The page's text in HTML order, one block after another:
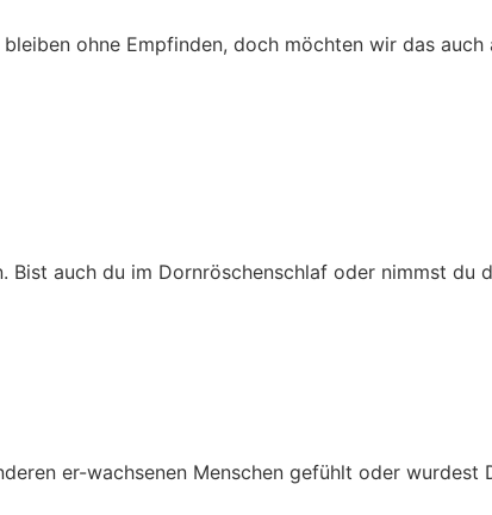
ohne Empfinden, doch möchten wir das
auch du im Dornröschenschlaf oder nimmst du
er-wachsenen Menschen gefühlt oder